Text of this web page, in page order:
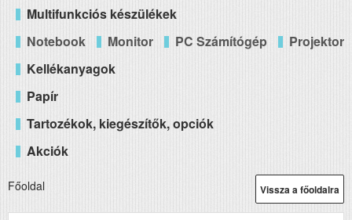
Multifunkciós készülékek
Notebook
Monitor PC Számítógép
Projektor
Kellékanyagok
Papír
Tartozékok, kiegészítők, opciók
Akciók
Vissza a főoldalra
Főoldal